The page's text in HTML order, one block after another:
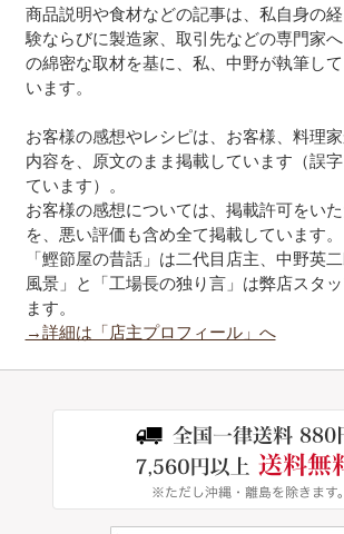
商品説明や食材などの記事は、私自身の経
験ならびに製造家、取引先などの専門家へ
の綿密な取材を基に、私、中野が執筆して
います。
お客様の感想やレシピは、お客様、料理
内容を、原文のまま掲載しています（誤
ています）。
お客様の感想については、掲載許可をい
を、悪い評価も含め全て掲載しています。
「鰹節屋の昔話」は二代目店主、中野英
風景」と「工場長の独り言」は弊店スタ
ます。
→詳細は「店主プロフィール」へ